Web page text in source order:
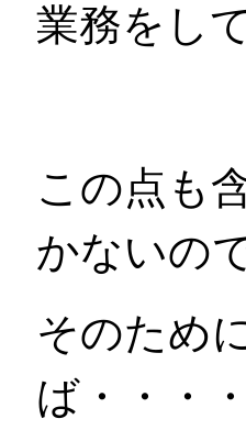
業務をし
この点も
かないの
そのため
ば・・・・